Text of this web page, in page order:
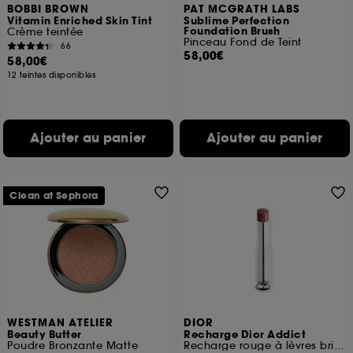
BOBBI BROWN
Vitamin Enriched Skin Tint
Crème teintée
66
58,00€
12 teintes disponibles
Ajouter au panier
PAT MCGRATH LABS
Sublime Perfection
Foundation Brush
Pinceau Fond de Teint
58,00€
Ajouter au panier
WESTMAN ATELIER
Beauty Butter
Poudre Bronzante Matte
Clean at Sephora
DIOR
Recharge Dior Addict
Recharge rouge à lèvres brillant Soin floral hydratant